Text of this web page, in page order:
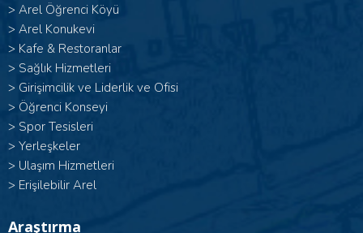
> Arel Öğrenci Köyü
> Arel Konukevi
> Kafe & Restoranlar
> Sağlık Hizmetleri
> Girişimcilik ve Liderlik ve Ofisi
> Öğrenci Konseyi
> Spor Tesisleri
> Yerleşkeler
> Ulaşım Hizmetleri
> Erişilebilir Arel
Araştırma